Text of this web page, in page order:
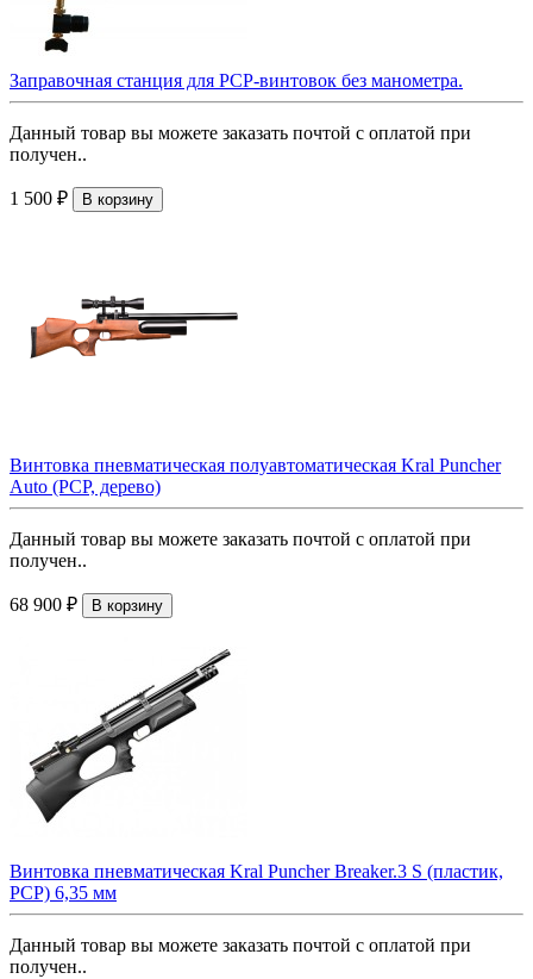
Заправочная станция для РСР-винтовок без манометра.
Данный товар вы можете заказать почтой с оплатой при
получен..
1 500 ₽ В корзину
Винтовка пневматическая полуавтоматическая Kral Puncher
Auto (PCP, дерево)
Данный товар вы можете заказать почтой с оплатой при
получен..
68 900 ₽ В корзину
Винтовка пневматическая Kral Puncher Breaker.3 S (пластик,
PCP) 6,35 мм
Данный товар вы можете заказать почтой с оплатой при
получен..